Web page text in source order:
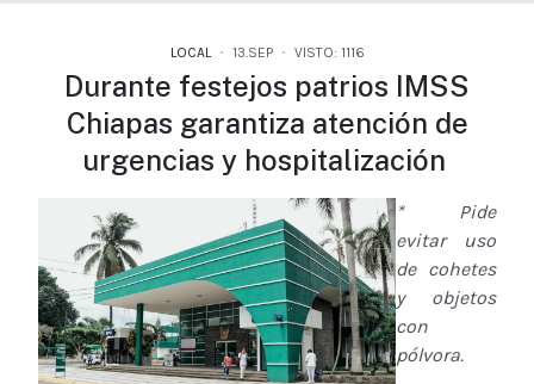
LOCAL 13.SEP VISTO: 1116
Durante festejos patrios IMSS
Chiapas garantiza atención de
urgencias y hospitalización
* Pide
evitar uso
de cohetes
y objetos
con
pólvora.